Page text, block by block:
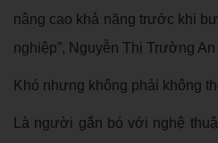
nâng cao khả năng trước khi
nghiệp”, Nguyễn Thị Trường An
Khó nhưng không phải không
Là người gắn bó với nghệ